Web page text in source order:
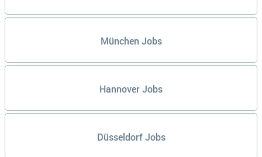
München Jobs
Hannover Jobs
Düsseldorf Jobs